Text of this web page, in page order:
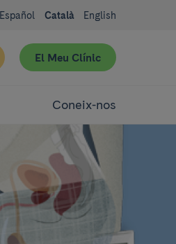
Español Català English
El Meu Clínic
Coneix-nos